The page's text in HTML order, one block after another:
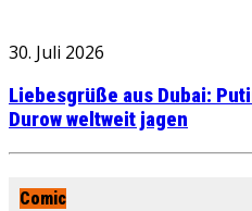
30. Juli 2026
Liebesgrüße aus Dubai:
Durow weltweit jagen
Comic